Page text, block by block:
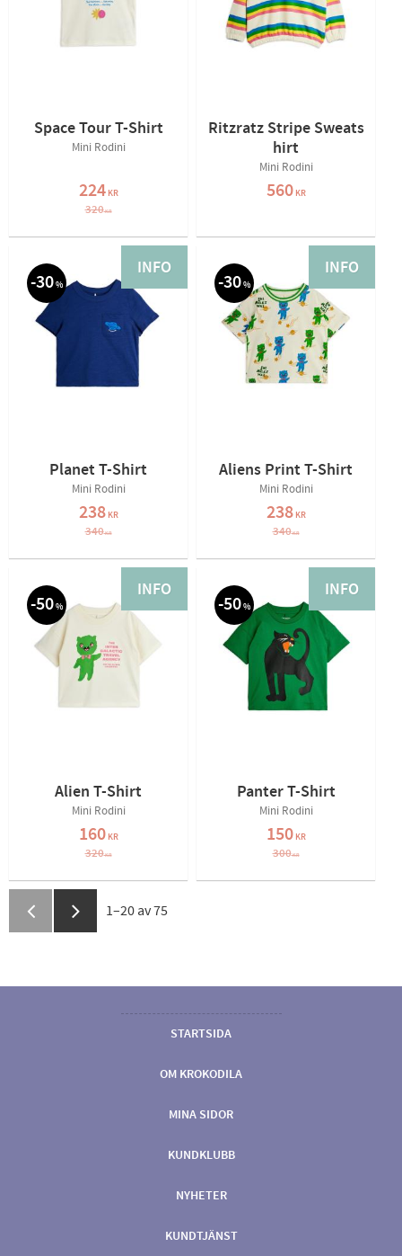
Space Tour T-Shirt
Mini Rodini
224KR
320KR
Ritzratz Stripe Sweats
hirt
Mini Rodini
560KR
Planet T-Shirt
Mini Rodini
238KR
340KR
30%
INFO
Aliens Print T-Shirt
Mini Rodini
238KR
340KR
30%
INFO
Alien T-Shirt
Mini Rodini
160KR
320KR
50%
INFO
Panter T-Shirt
Mini Rodini
150KR
300KR
50%
INFO
1–20 av75
STARTSIDA
OM KROKODILA
MINA SIDOR
KUNDKLUBB
NYHETER
KUNDTJÄNST